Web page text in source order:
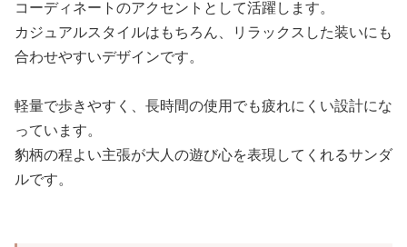
コーディネートのアクセントとして活躍します。
カジュアルスタイルはもちろん、リラックスした装いにも
合わせやすいデザインです。
軽量で歩きやすく、長時間の使用でも疲れにくい設計にな
っています。
豹柄の程よい主張が大人の遊び心を表現してくれるサンダ
ルです。